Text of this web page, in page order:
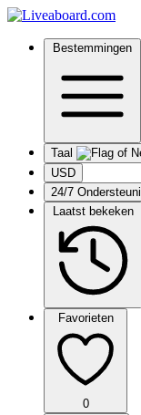
Bestemmingen
Taal
USD
24/7
Laatst bekeken
Favorieten
0